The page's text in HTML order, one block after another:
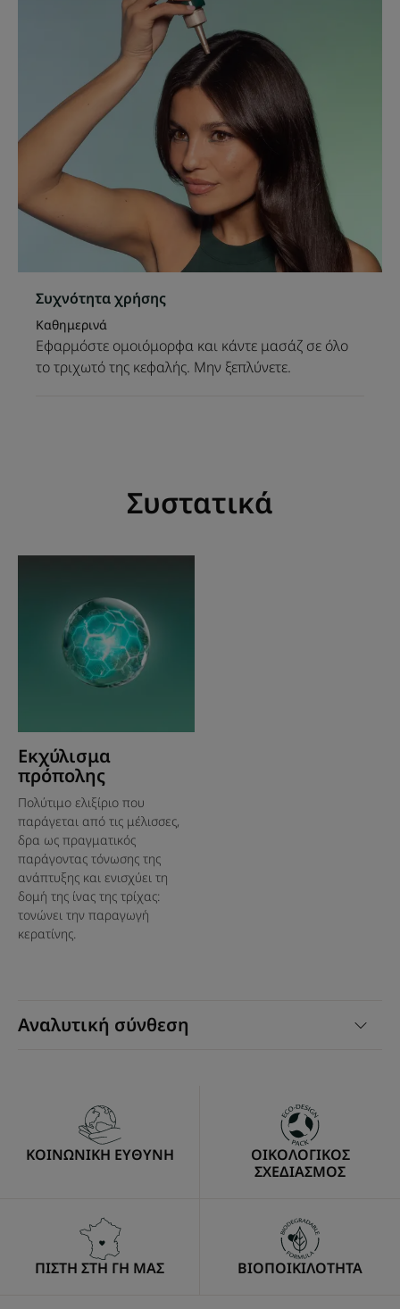
-ΑΝΑΛΑΦΡΗ ΥΦΗ ΜΕ ΤΕΛΕΙΩΜΑ ΧΩΡΙΣ ΙΧΝΗ: η μη
λιπαρή του σύνθεση είναι ιδανική για χρήση κάθε πρωί.
Υφή
Συχνότητα χρήσης
Καθημερινά
Εφαρμόστε ομοιόμορφα και κάντε μασάζ σε όλο
το τριχωτό της κεφαλής. Μην ξεπλύνετε.
Συστατικά
Αναλυτική σύνθεση
Εκχύλισμα
πρόπολης
Πολύτιμο ελιξίριο που
παράγεται από τις μέλισσες,
δρα ως πραγματικός
παράγοντας τόνωσης της
ανάπτυξης και ενισχύει τη
δομή της ίνας της τρίχας:
τονώνει την παραγωγή
κερατίνης.
ΚΟΙΝΩΝΙΚΗ ΕΥΘΥΝΗ
ΟΙΚΟΛΟΓΙΚΟΣ
ΣΧΕΔΙΑΣΜΟΣ
ΠΙΣΤΗ ΣΤΗ ΓΗ ΜΑΣ ΒΙΟΠΟΙΚΙΛΟΤΗΤΑ